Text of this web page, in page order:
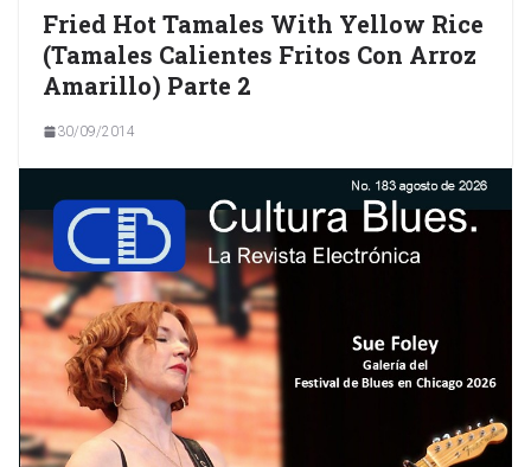
Fried Hot Tamales With Yellow Rice
(Tamales Calientes Fritos Con Arroz
Amarillo) Parte 2
30/09/2014